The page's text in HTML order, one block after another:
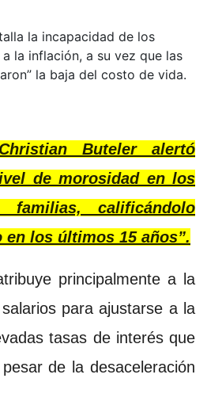
la incapacidad de los
la inflación, a su vez que las
la baja del costo de vida.
Buteler alertó
de morosidad en los
calificándolo
en los últimos 15 años”.
principalmente a la
para ajustarse a la
tasas de interés que
de la desaceleración